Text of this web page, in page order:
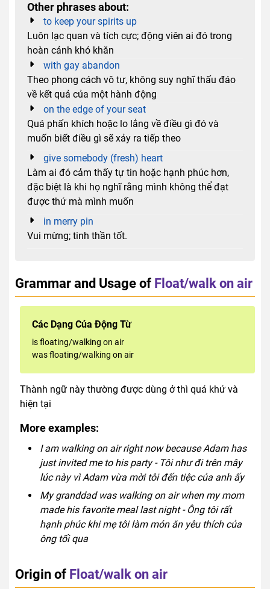
Other phrases about:
to keep your spirits up
Luôn lạc quan và tích cực; động viên ai đó trong
hoàn cảnh khó khăn
with gay abandon
Theo phong cách vô tư, không suy nghĩ thấu đáo
về kết quả của một hành động
on the edge of your seat
Quá phấn khích hoặc lo lắng về điều gì đó và
muốn biết điều gì sẽ xảy ra tiếp theo
give somebody (fresh) heart
Làm ai đó cảm thấy tự tin hoặc hạnh phúc hơn,
đặc biệt là khi họ nghĩ rằng mình không thể đạt
được thứ mà mình muốn
in merry pin
Vui mừng; tinh thần tốt.
Grammar and Usage of Float/walk on air
Các Dạng Của Động Từ
is floating/walking on air
was floating/walking on air
Thành ngữ này thường được dùng ở thì quá khứ và
hiện tại
More examples:
I am walking on air right now because Adam has
just invited me to his party - Tôi như đi trên mây
lúc này vì Adam vừa mời tôi đến tiệc của anh ấy
My granddad was walking on air when my mom
made his favorite meal last night - Ông tôi rất
hạnh phúc khi mẹ tôi làm món ăn yêu thích của
ông tối qua
Origin of Float/walk on air